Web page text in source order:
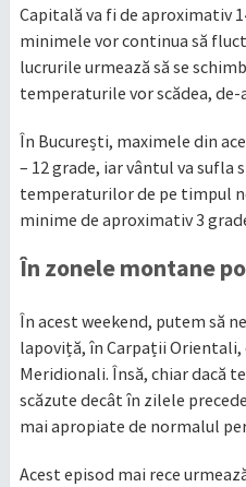
Capitală va fi de aproximativ
minimele vor continua să
lucrurile urmează să se
temperaturile vor scădea,
În București, maximele din
– 12 grade, iar vântul va sufla
temperaturilor de pe timpul
minime de aproximativ 3
În zonele montane
În acest weekend, putem să
lapoviță, în Carpații
Meridionali. Însă, chiar dacă
scăzute decât în zilele
mai apropiate de normalul
Acest episod mai rece